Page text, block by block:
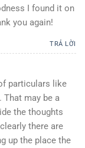
I found it on
you again!
TRẢ LỜI
particulars like
may be a
the thoughts
there are
up the place the